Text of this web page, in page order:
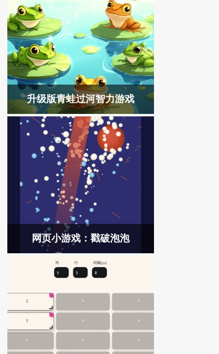
升级版青蛙过河智力游戏
网页小游戏：戳破泡泡